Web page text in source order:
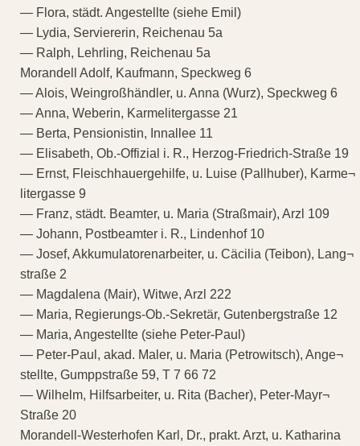
— Flora, städt. Angestellte (siehe Emil)
— Lydia, Serviererin, Reichenau 5a
— Ralph, Lehrling, Reichenau 5a
Morandell Adolf, Kaufmann, Speckweg 6
— Alois, Weingroßhändler, u. Anna (Wurz), Speckweg 6
— Anna, Weberin, Karmelitergasse 21
— Berta, Pensionistin, Innallee 11
— Elisabeth, Ob.-Offizial i. R., Herzog-Friedrich-Straße 19
— Ernst, Fleischhauergehilfe, u. Luise (Pallhuber), Karme¬
litergasse 9
— Franz, städt. Beamter, u. Maria (Straßmair), Arzl 109
— Johann, Postbeamter i. R., Lindenhof 10
— Josef, Akkumulatorenarbeiter, u. Cäcilia (Teibon), Lang¬
straße 2
— Magdalena (Mair), Witwe, Arzl 222
— Maria, Regierungs-Ob.-Sekretär, Gutenbergstraße 12
— Maria, Angestellte (siehe Peter-Paul)
— Peter-Paul, akad. Maler, u. Maria (Petrowitsch), Ange¬
stellte, Gumppstraße 59, T 7 66 72
— Wilhelm, Hilfsarbeiter, u. Rita (Bacher), Peter-Mayr¬
Straße 20
Morandell-Westerhofen Karl, Dr., prakt. Arzt, u. Katharina